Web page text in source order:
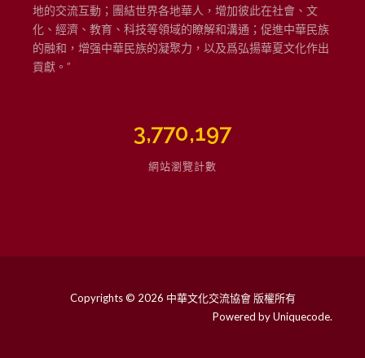
地的交流互動；團結世界各地華人，增加彼此在社會、文
化、經濟、教育、科技等領域的瞭解和溝通；促進中華民族
的融和，增强中華民族的凝聚力，以及爲弘揚華夏文化作出
貢獻。”
3,770,197
網站瀏覽計數
Copyrights © 2026 中華文化交流協會 版權所有
Powered byUniquecode.